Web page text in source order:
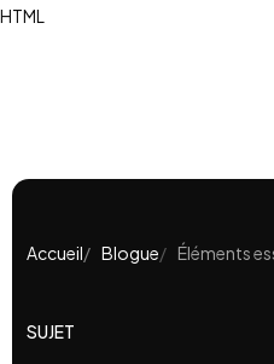
HTML
Accueil Blogue Éléments
SUJET